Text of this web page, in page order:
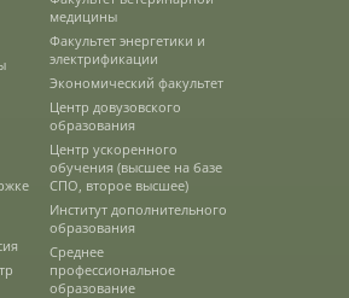
второе высшее
и ОГЭ
медицины
Факультет энергетики и
электрификации
Экономический факультет
Центр довузовского
образования
Центр ускоренного
обучения (высшее на базе
СПО, второе высшее)
Институт дополнительного
образования
Среднее
профессиональное
образование